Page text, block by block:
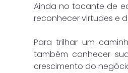
Ainda no tocante de
reconhecer virtudes e
Para trilhar um
também conhecer
crescimento do